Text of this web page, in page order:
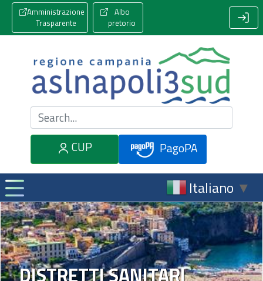
Amministrazione
Trasparente
Albo
pretorio
Cerca nel sito
CUP
PagoPA
Italiano ▼
DISTRETTI SANITARI